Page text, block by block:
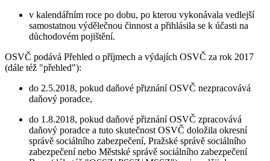
v kalendářním roce po dobu, po kterou vykonávala vedlejší
samostatnou výdělečnou činnost a přihlásila se k účasti na
důchodovém pojištění.
OSVČ podává Přehled o příjmech a výdajích OSVČ za rok 2017
(dále též "přehled"):
do 2.5.2018, pokud daňové přiznání OSVČ nezpracovává
daňový poradce,
do 1.8.2018, pokud daňové přiznání OSVČ zpracovává
daňový poradce a tuto skutečnost OSVČ doložila okresní
správě sociálního zabezpečení, Pražské správě sociálního
zabezpečení nebo Městské správě sociálního zabezpečení